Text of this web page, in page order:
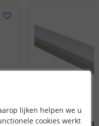
lijken helpen we u
cookies werkt